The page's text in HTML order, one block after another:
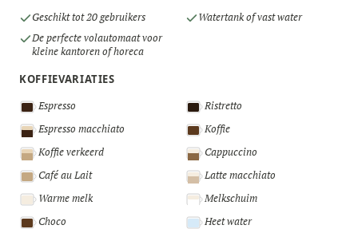
Geschikt tot 20 gebruikers
Watertank of vast water
De perfecte volautomaat voor
kleine kantoren of horeca
KOFFIEVARIATIES
Espresso
Ristretto
Espresso macchiato
Koffie
Koffie verkeerd
Cappuccino
Café au Lait
Latte macchiato
Warme melk
Melkschuim
Choco
Heet water